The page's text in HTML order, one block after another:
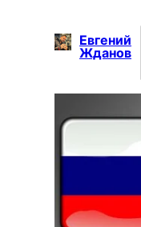
Евгений
Жданов